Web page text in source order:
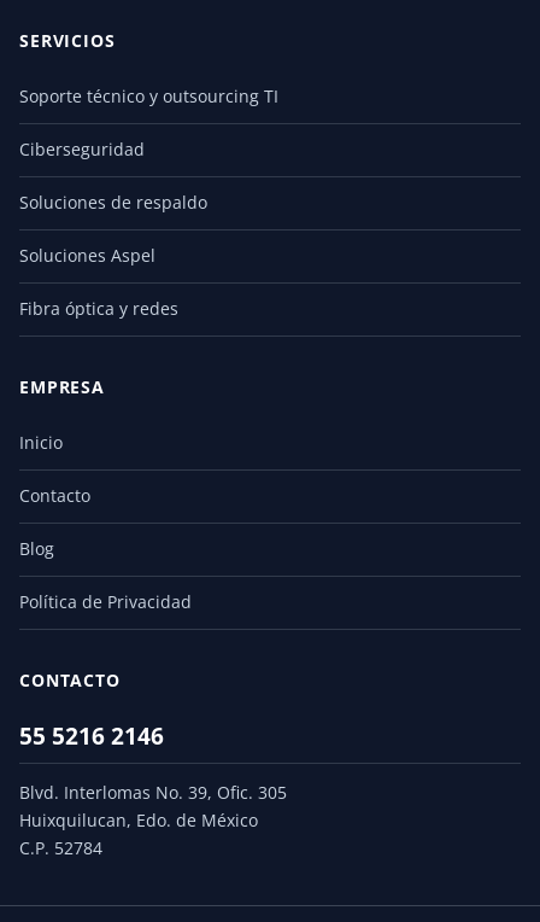
SERVICIOS
Soporte técnico y outsourcing TI
Ciberseguridad
Soluciones de respaldo
Soluciones Aspel
Fibra óptica y redes
EMPRESA
Inicio
Contacto
Blog
Política de Privacidad
CONTACTO
55 5216 2146
Blvd. Interlomas No. 39, Ofic. 305
Huixquilucan, Edo. de México
C.P. 52784